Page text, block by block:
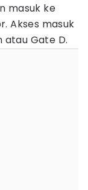
masuk ke
Akses masuk
atau Gate D.